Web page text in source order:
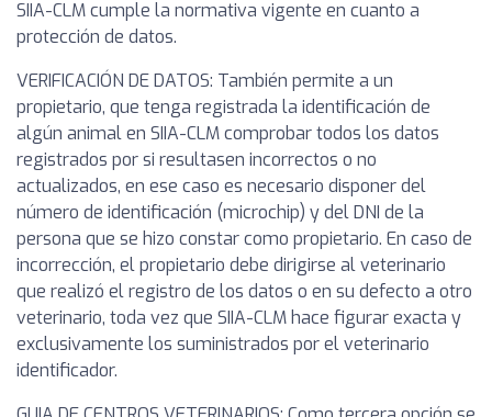
SIIA-CLM cumple la normativa vigente en cuanto a
protección de datos.
VERIFICACIÓN DE DATOS: También permite a un
propietario, que tenga registrada la identificación de
algún animal en SIIA-CLM comprobar todos los datos
registrados por si resultasen incorrectos o no
actualizados, en ese caso es necesario disponer del
número de identificación (microchip) y del DNI de la
persona que se hizo constar como propietario. En caso de
incorrección, el propietario debe dirigirse al veterinario
que realizó el registro de los datos o en su defecto a otro
veterinario, toda vez que SIIA-CLM hace figurar exacta y
exclusivamente los suministrados por el veterinario
identificador.